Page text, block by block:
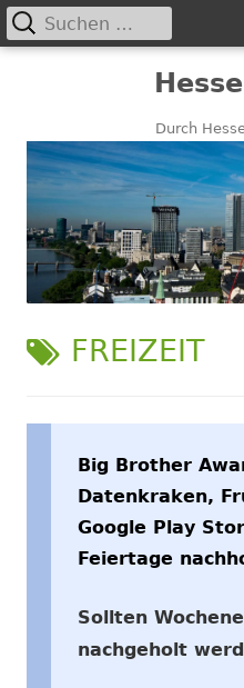
Durch
Primäres
Suchen
nach:
FREIZEIT
Big Brother
Datenkraken,
Google Play
Feiertage
Sollten
nachgeholt